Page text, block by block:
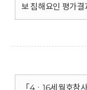
보 침해요인 평가결
「4ㆍ16세월호참